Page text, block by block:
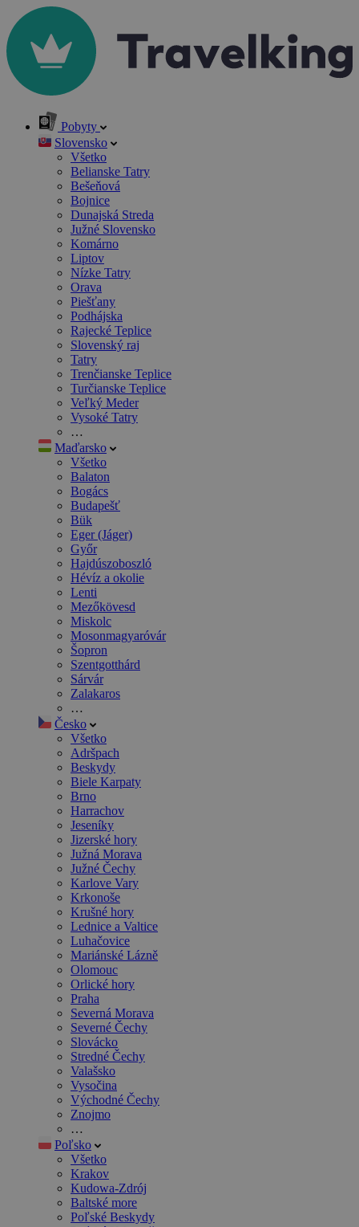
Pobyty
Slovensko
Všetko
Belianske Tatry
Bešeňová
Bojnice
Dunajská Streda
Južné Slovensko
Komárno
Liptov
Nízke Tatry
Orava
Piešťany
Podhájska
Rajecké Teplice
Slovenský raj
Tatry
Trenčianske Teplice
Turčianske Teplice
Veľký Meder
Vysoké Tatry
…
Maďarsko
Všetko
Balaton
Bogács
Budapešť
Bük
Eger (Jáger)
Győr
Hajdúszoboszló
Hévíz a okolie
Lenti
Mezőkövesd
Miskolc
Mosonmagyaróvár
Šopron
Szentgotthárd
Sárvár
Zalakaros
…
Česko
Všetko
Adršpach
Beskydy
Biele Karpaty
Brno
Harrachov
Jeseníky
Jizerské hory
Južná Morava
Južné Čechy
Karlove Vary
Krkonoše
Krušné hory
Lednice a Valtice
Luhačovice
Mariánské Lázně
Olomouc
Orlické hory
Praha
Severná Morava
Severné Čechy
Slovácko
Stredné Čechy
Valašsko
Vysočina
Východné Čechy
Znojmo
…
Poľsko
Všetko
Krakov
Kudowa-Zdrój
Baltské more
Poľské Beskydy